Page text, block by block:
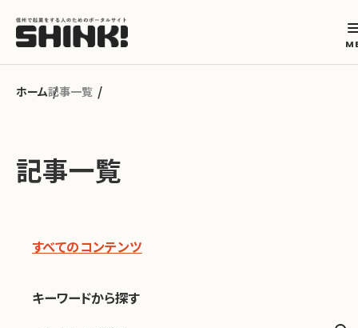
起業フェーズから探す
キーワードから探す
記事一覧
記事一覧
すべてのコンテンツ
キーワードから探す